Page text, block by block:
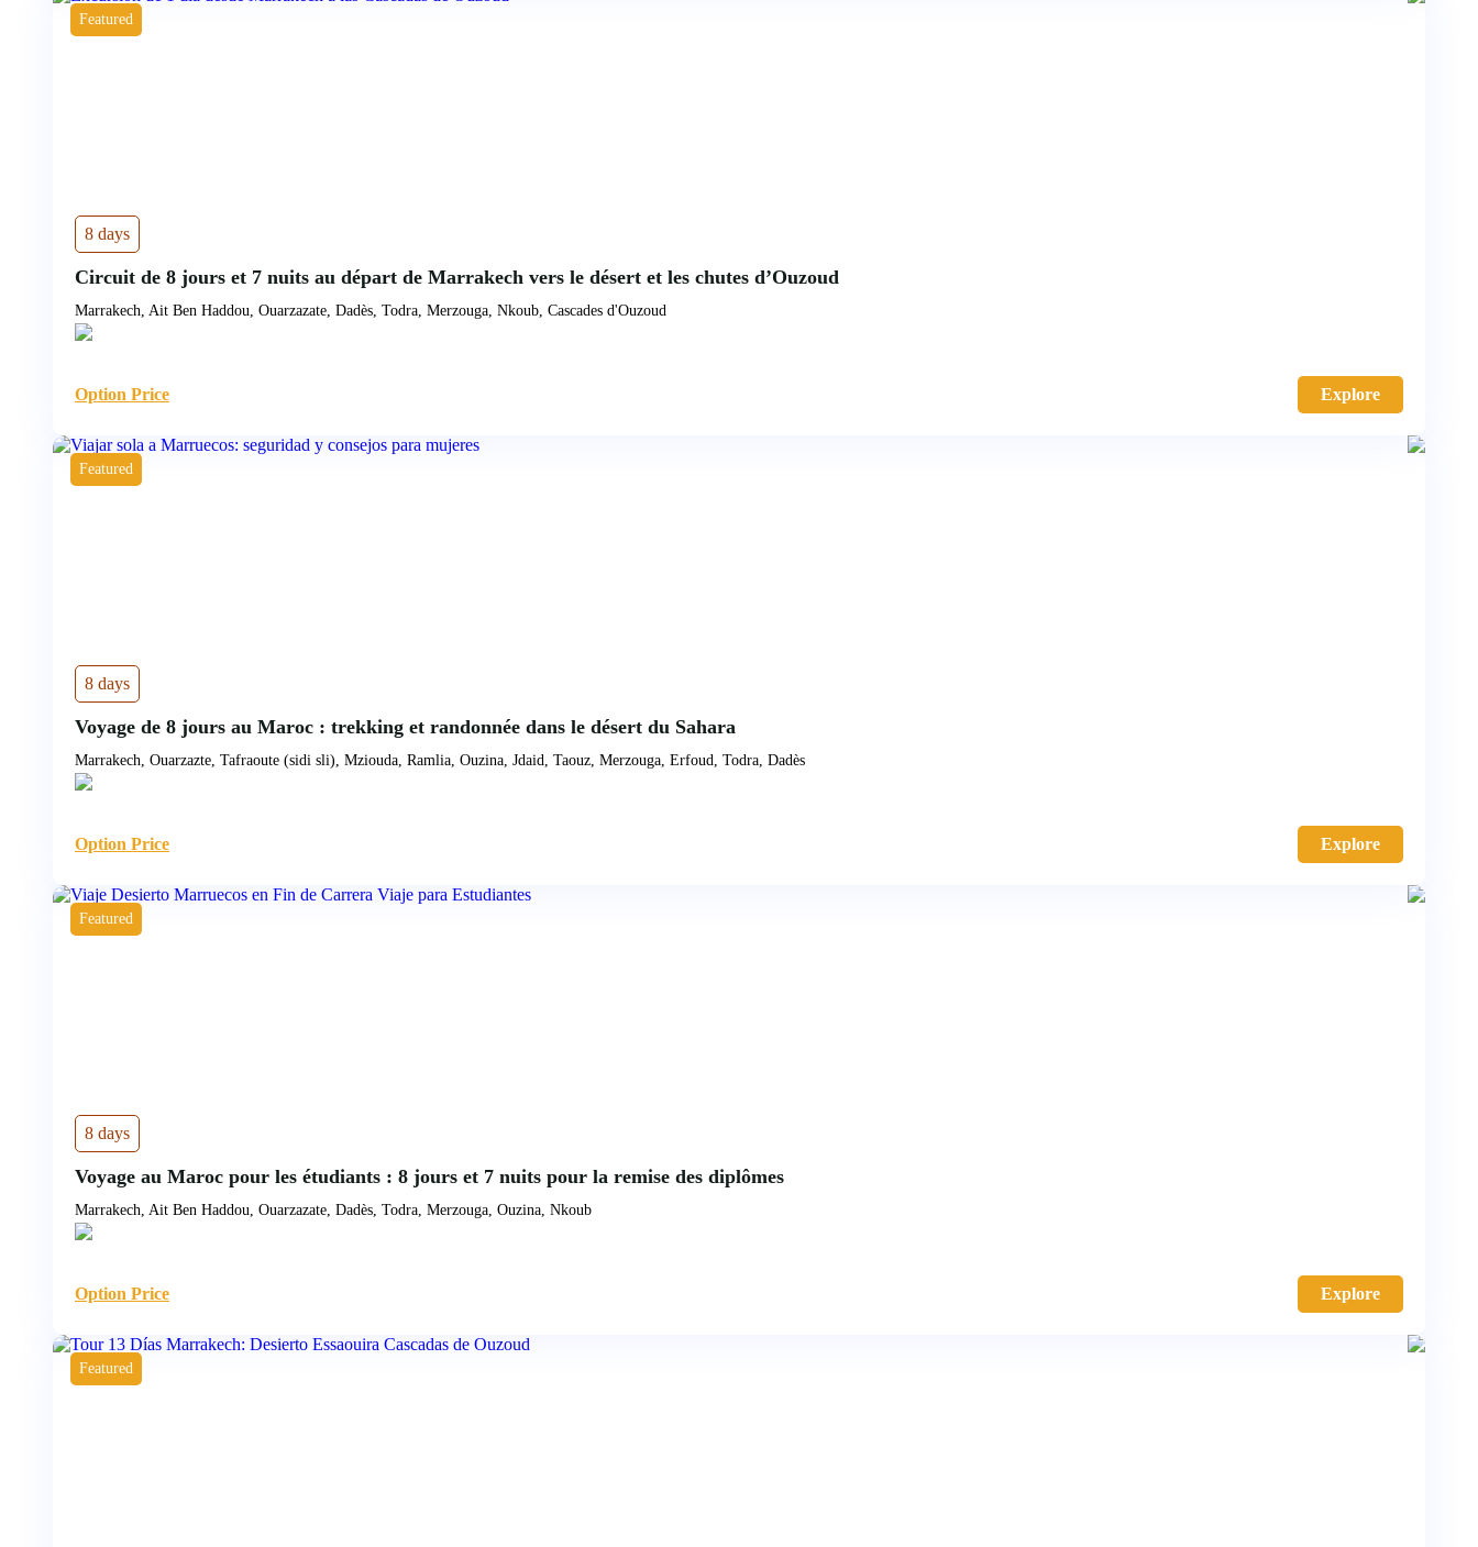
Featured
8 days
Circuit de 8 jours et 7 nuits au départ de Marrakech vers le désert et les chutes d’Ouzoud
Marrakech, Ait Ben Haddou, Ouarzazate, Dadès, Todra, Merzouga, Nkoub, Cascades d'Ouzoud
Option Price Explore
Featured
8 days
Voyage de 8 jours au Maroc : trekking et randonnée dans le désert du Sahara
Marrakech, Ouarzazte, Tafraoute (sidi sli), Mziouda, Ramlia, Ouzina, Jdaid, Taouz, Merzouga, Erfoud, Todra, Dadès
Option Price Explore
Featured
8 days
Voyage au Maroc pour les étudiants : 8 jours et 7 nuits pour la remise des diplômes
Marrakech, Ait Ben Haddou, Ouarzazate, Dadès, Todra, Merzouga, Ouzina, Nkoub
Option Price Explore
Featured